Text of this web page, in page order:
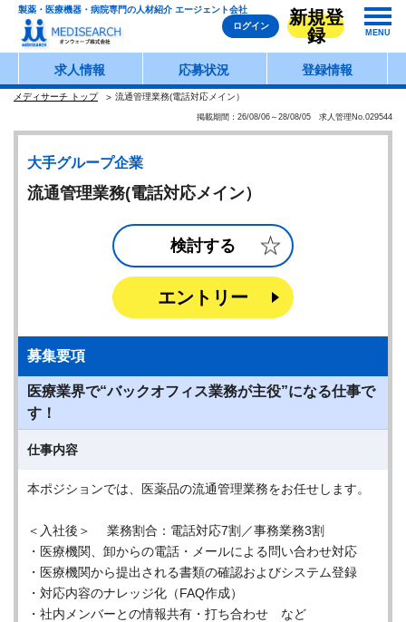
製薬・医療機器・病院専門の人材紹介 エージェント会社
ログイン
新規登
録
MENU
求人情報 応募状況 登録情報
メディサーチ トップ 流通管理業務(電話対応メイン）
掲載期間：26/08/06～28/08/05 求人管理No.029544
大手グループ企業
流通管理業務(電話対応メイン）
検討する
エントリー
募集要項
医療業界で“バックオフィス業務が主役”になる仕事で
す！
仕事内容
本ポジションでは、医薬品の流通管理業務をお任せします。
＜入社後＞ 業務割合：電話対応7割／事務業務3割
・医療機関、卸からの電話・メールによる問い合わせ対応
・医療機関から提出される書類の確認およびシステム登録
・対応内容のナレッジ化（FAQ作成）
・社内メンバーとの情報共有・打ち合わせ など